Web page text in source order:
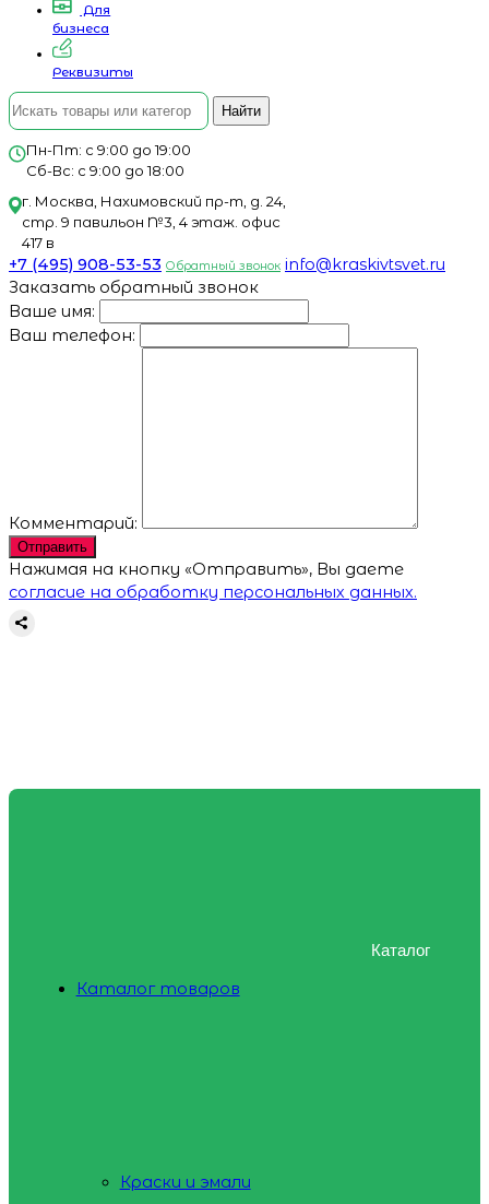
Для
бизнеса
Реквизиты
Найти
Пн-Пт: с 9:00 до 19:00
Сб-Вс: с 9:00 до 18:00
г. Москва, Нахимовский пр-т, д. 24,
стр. 9 павильон №3, 4 этаж. офис
417 в
+7 (495) 908-53-53 Обратный звонок info@kraskivtsvet.ru
Заказать обратный звонок
Ваше имя:
Ваш телефон:
Комментарий:
Отправить
Нажимая на кнопку «Отправить», Вы даете
согласие на обработку персональных данных.
Каталог
Каталог товаров
Краски и эмали